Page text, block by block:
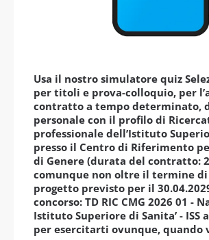
Usa il nostro simulatore quiz
per titoli e prova-colloquio, per
contratto a tempo determinato,
personale con il profilo di
professionale dell’Istituto
presso il Centro di Riferimento
di Genere (durata del contratto:
comunque non oltre il termine di
progetto previsto per il
concorso: TD RIC CMG 2026 01 -
Istituto Superiore di Sanita’ - ISS
per esercitarti ovunque, quando